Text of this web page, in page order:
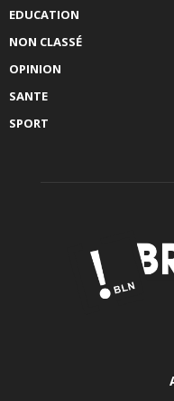
EDUCATION
NON CLASSÉ
OPINION
SANTE
SPORT